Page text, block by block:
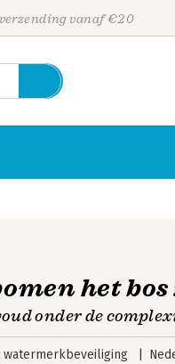
vanaf €20
het
onder de
watermerkbeveiliging
Personen